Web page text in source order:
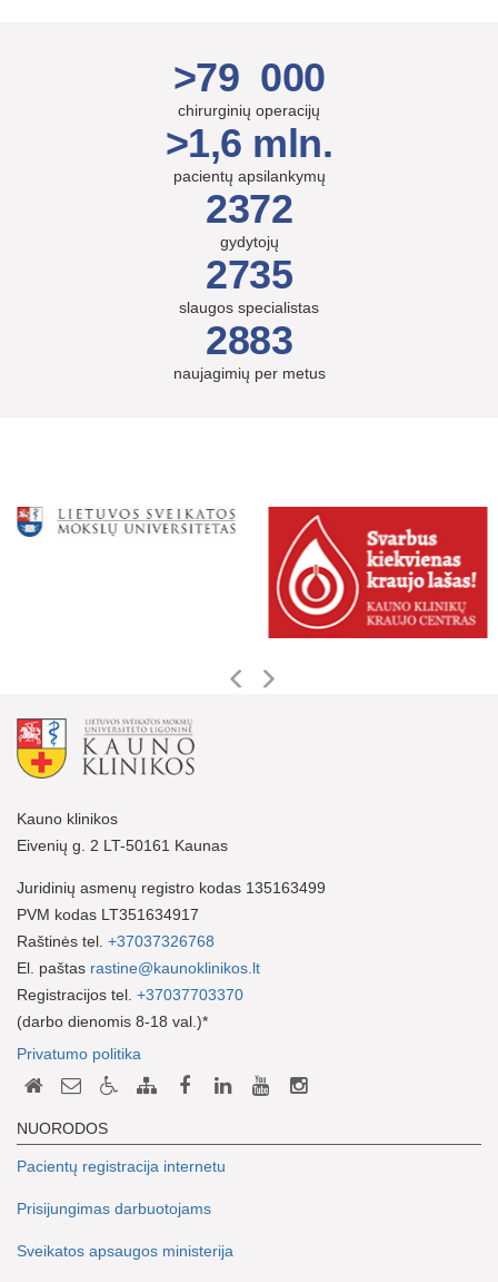
>79 000
chirurginių operacijų
>1,6 mln.
pacientų apsilankymų
2372
gydytojų
2735
slaugos specialistas
2883
naujagimių per metus
Kauno klinikos
Eivenių g. 2 LT-50161 Kaunas
Juridinių asmenų registro kodas 135163499
PVM kodas LT351634917
Raštinės tel. +37037326768
El. paštas rastine@kaunoklinikos.lt
Registracijos tel. +37037703370
(darbo dienomis 8-18 val.)*
Privatumo politika
NUORODOS
Pacientų registracija internetu
Prisijungimas darbuotojams
Sveikatos apsaugos ministerija